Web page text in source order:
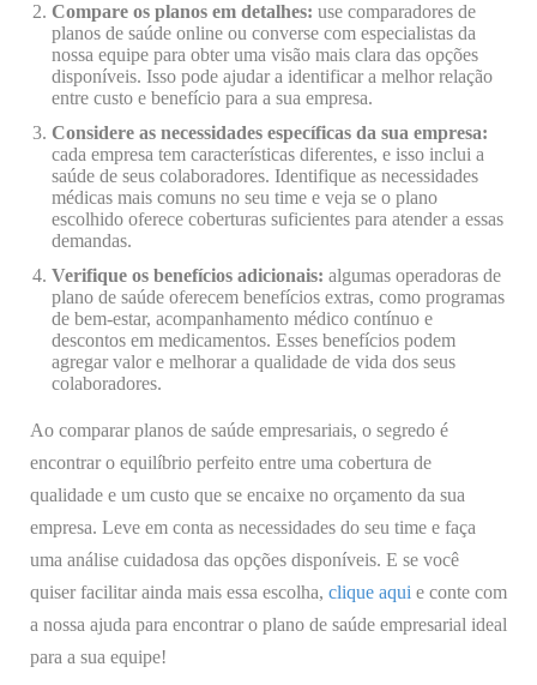
Compare os planos em detalhes: use comparadores de
planos de saúde online ou converse com especialistas da
nossa equipe para obter uma visão mais clara das opções
disponíveis. Isso pode ajudar a identificar a melhor relação
entre custo e benefício para a sua empresa.
Considere as necessidades específicas da sua empresa:
cada empresa tem características diferentes, e isso inclui a
saúde de seus colaboradores. Identifique as necessidades
médicas mais comuns no seu time e veja se o plano
escolhido oferece coberturas suficientes para atender a essas
demandas.
Verifique os benefícios adicionais: algumas operadoras de
plano de saúde oferecem benefícios extras, como programas
de bem-estar, acompanhamento médico contínuo e
descontos em medicamentos. Esses benefícios podem
agregar valor e melhorar a qualidade de vida dos seus
colaboradores.
Ao comparar planos de saúde empresariais, o segredo é
encontrar o equilíbrio perfeito entre uma cobertura de
qualidade e um custo que se encaixe no orçamento da sua
empresa. Leve em conta as necessidades do seu time e faça
uma análise cuidadosa das opções disponíveis. E se você
quiser facilitar ainda mais essa escolha, clique aqui e conte com
a nossa ajuda para encontrar o plano de saúde empresarial ideal
para a sua equipe!